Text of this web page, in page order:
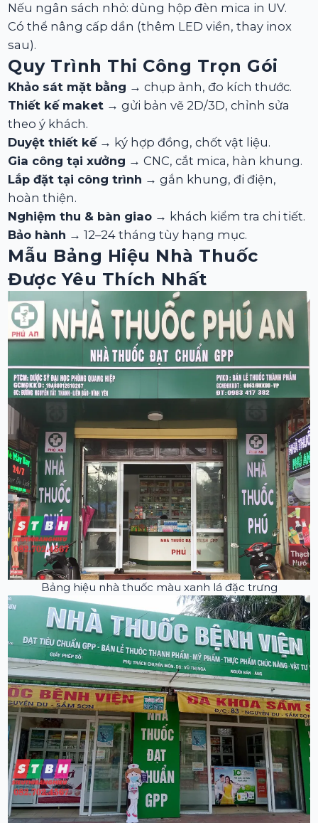
Nếu ngân sách nhỏ: dùng hộp đèn mica in UV.
Có thể nâng cấp dần (thêm LED viền, thay inox
sau).
Quy Trình Thi Công Trọn Gói
Khảo sát mặt bằng → chụp ảnh, đo kích thước.
Thiết kế maket → gửi bản vẽ 2D/3D, chỉnh sửa
theo ý khách.
Duyệt thiết kế→ ký hợp đồng, chốt vật liệu.
Gia công tại xưởng → CNC, cắt mica, hàn khung.
Lắp đặt tại công trình → gắn khung, đi điện,
hoàn thiện.
Nghiệm thu & bàn giao → khách kiểm tra chi tiết.
Bảo hành → 12–24 tháng tùy hạng mục.
Mẫu Bảng Hiệu Nhà Thuốc
Được Yêu Thích Nhất
Bảng hiệu nhà thuốc màu xanh lá đặc trưng